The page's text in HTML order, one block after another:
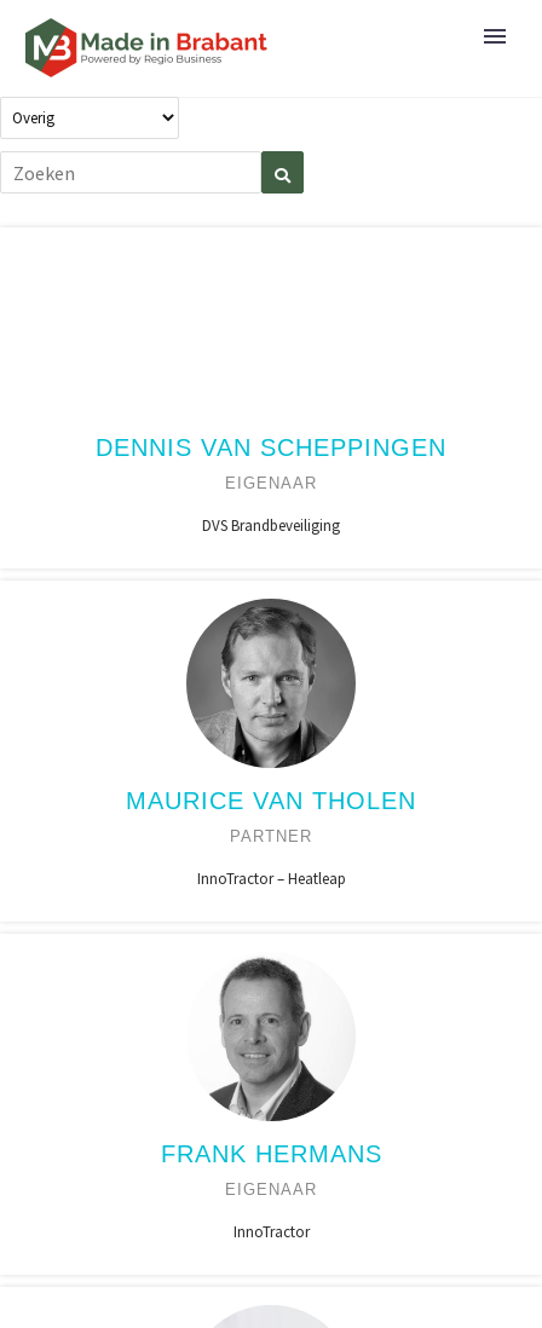
DENNIS VAN SCHEPPINGEN
EIGENAAR
DVS Brandbeveiliging
MAURICE VAN THOLEN
PARTNER
InnoTractor – Heatleap
FRANK HERMANS
EIGENAAR
InnoTractor